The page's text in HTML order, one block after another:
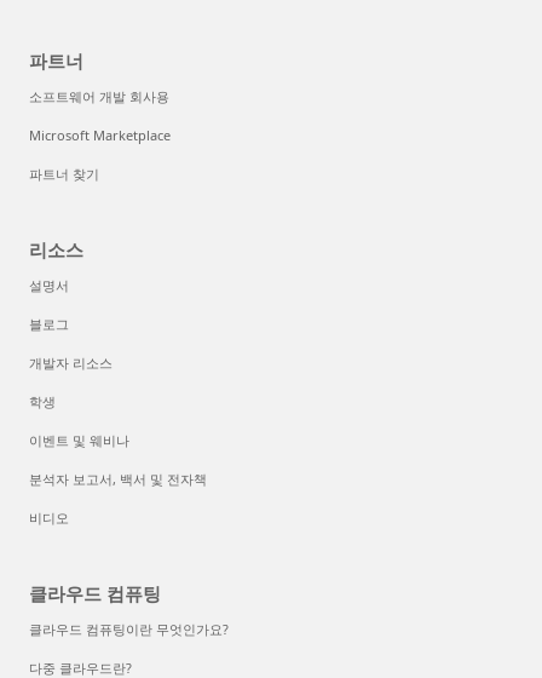
파트너
소프트웨어 개발 회사용
Microsoft Marketplace
파트너 찾기
리소스
설명서
블로그
개발자 리소스
학생
이벤트 및 웨비나
분석자 보고서, 백서 및 전자책
비디오
클라우드 컴퓨팅
클라우드 컴퓨팅이란 무엇인가요?
다중 클라우드란?